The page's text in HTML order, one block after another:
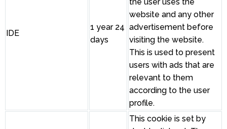
IDE
1 year 24
days
website and any other
advertisement before
visiting the website.
This is used to present
users with ads that are
relevant to them
according to the user
profile.
This cookie is set by